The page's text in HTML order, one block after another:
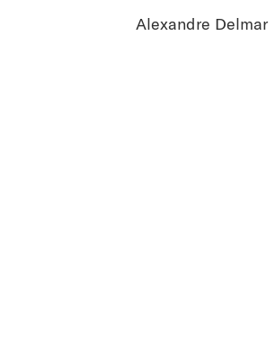
Alexandre Delmar